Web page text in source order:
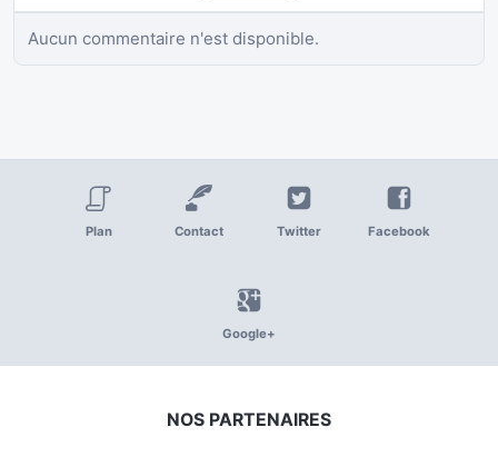
Aucun commentaire n'est disponible.
Plan Contact Twitter Facebook
Google+
NOS PARTENAIRES